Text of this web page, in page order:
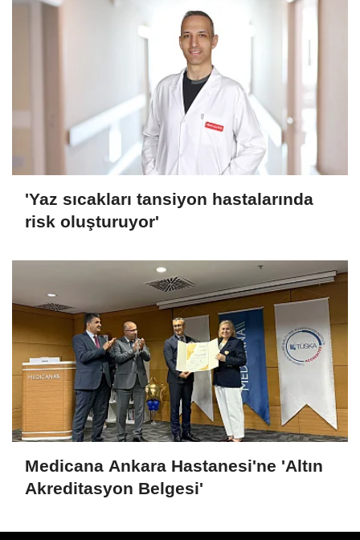
'Yaz sıcakları tansiyon hastalarında
risk oluşturuyor'
Medicana Ankara Hastanesi'ne 'Altın
Akreditasyon Belgesi'